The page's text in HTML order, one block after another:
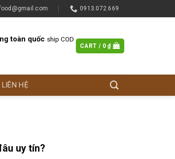
0913.072.669
toàn quốc ship COD
CART / 0₫
LIÊN HỆ
uy tín?